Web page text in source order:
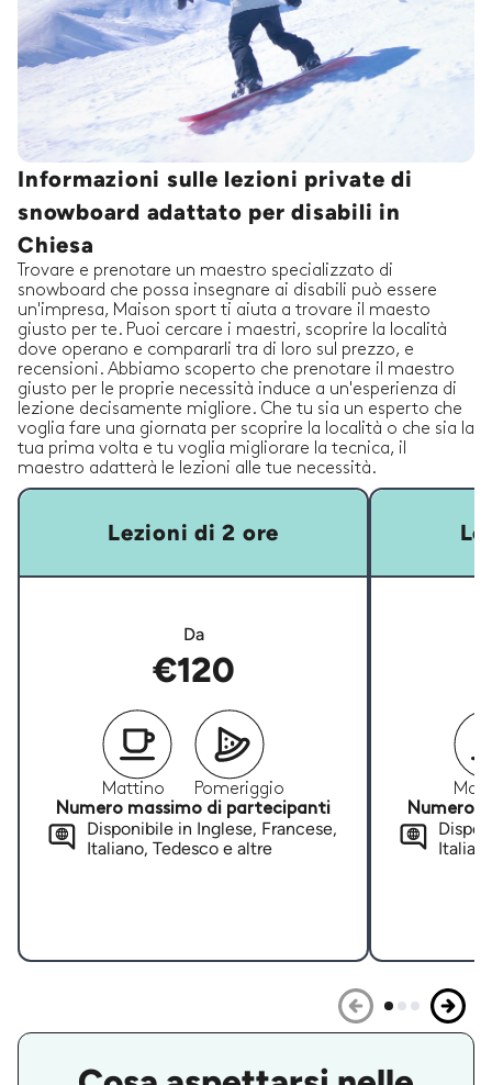
Informazioni sulle lezioni private di
snowboard adattato per disabili in
Chiesa
Trovare e prenotare un maestro specializzato di
snowboard che possa insegnare ai disabili può essere
un'impresa, Maison sport ti aiuta a trovare il maesto
giusto per te. Puoi cercare i maestri, scoprire la località
dove operano e compararli tra di loro sul prezzo, e
recensioni. Abbiamo scoperto che prenotare il maestro
giusto per le proprie necessità induce a un'esperienza di
lezione decisamente migliore. Che tu sia un esperto che
voglia fare una giornata per scoprire la località o che sia la
tua prima volta e tu voglia migliorare la tecnica, il
maestro adatterà le lezioni alle tue necessità.
Lezioni di 2 ore
Da
€120
Mattino
Pomeriggio
Numero massimo di partecipanti
Disponibile in Inglese, Francese,
Italiano, Tedesco e altre
Numero